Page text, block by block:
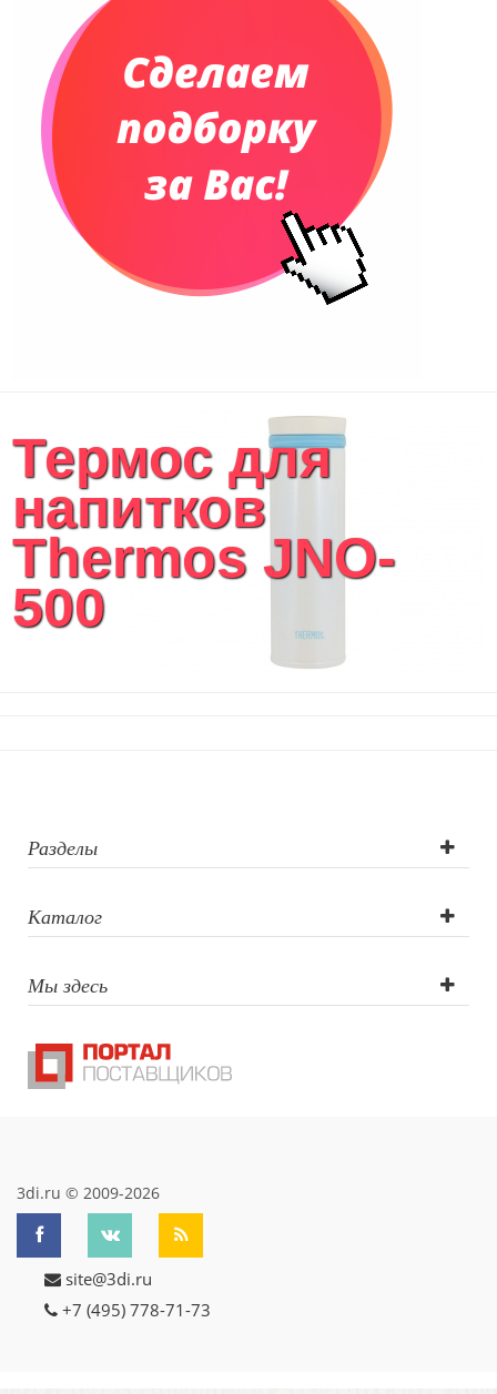
Термос для
напитков
Thermos JNO-
500
Разделы
Каталог
Мы здесь
3di.ru © 2009-2026
site@3di.ru
+7 (495) 778-71-73